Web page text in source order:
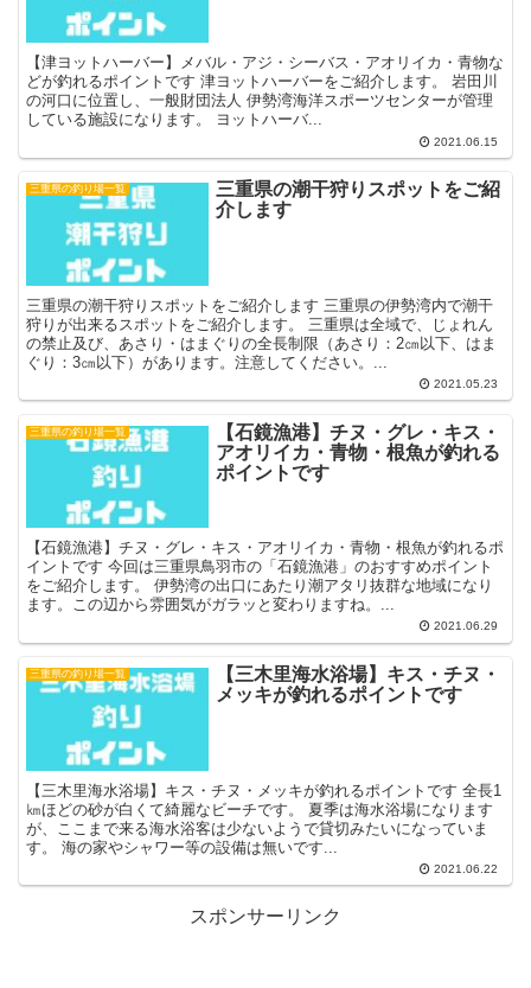
【津ヨットハーバー】メバル・アジ・シーバス・アオリイカ・青物な
どが釣れるポイントです 津ヨットハーバーをご紹介します。 岩田川
の河口に位置し、一般財団法人 伊勢湾海洋スポーツセンターが管理
している施設になります。 ヨットハーバ...
2021.06.15
三重県の釣り場一覧
三重県の潮干狩りスポットをご紹
介します
三重県の潮干狩りスポットをご紹介します 三重県の伊勢湾内で潮干
狩りが出来るスポットをご紹介します。 三重県は全域で、じょれん
の禁止及び、あさり・はまぐりの全長制限（あさり：2㎝以下、はま
ぐり：3㎝以下）があります。注意してください。...
2021.05.23
三重県の釣り場一覧
【石鏡漁港】チヌ・グレ・キス・
アオリイカ・青物・根魚が釣れる
ポイントです
【石鏡漁港】チヌ・グレ・キス・アオリイカ・青物・根魚が釣れるポ
イントです 今回は三重県鳥羽市の「石鏡漁港」のおすすめポイント
をご紹介します。 伊勢湾の出口にあたり潮アタリ抜群な地域になり
ます。この辺から雰囲気がガラッと変わりますね。...
2021.06.29
三重県の釣り場一覧
【三木里海水浴場】キス・チヌ・
メッキが釣れるポイントです
【三木里海水浴場】キス・チヌ・メッキが釣れるポイントです 全長1
㎞ほどの砂が白くて綺麗なビーチです。 夏季は海水浴場になります
が、ここまで来る海水浴客は少ないようで貸切みたいになっていま
す。 海の家やシャワー等の設備は無いです...
2021.06.22
スポンサーリンク